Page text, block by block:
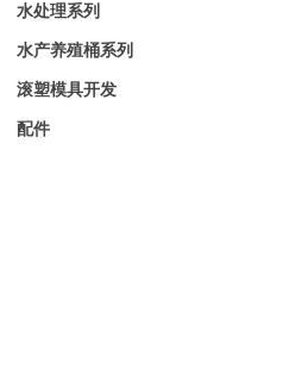
水处理系列
水产养殖桶系列
滚塑模具开发
配件